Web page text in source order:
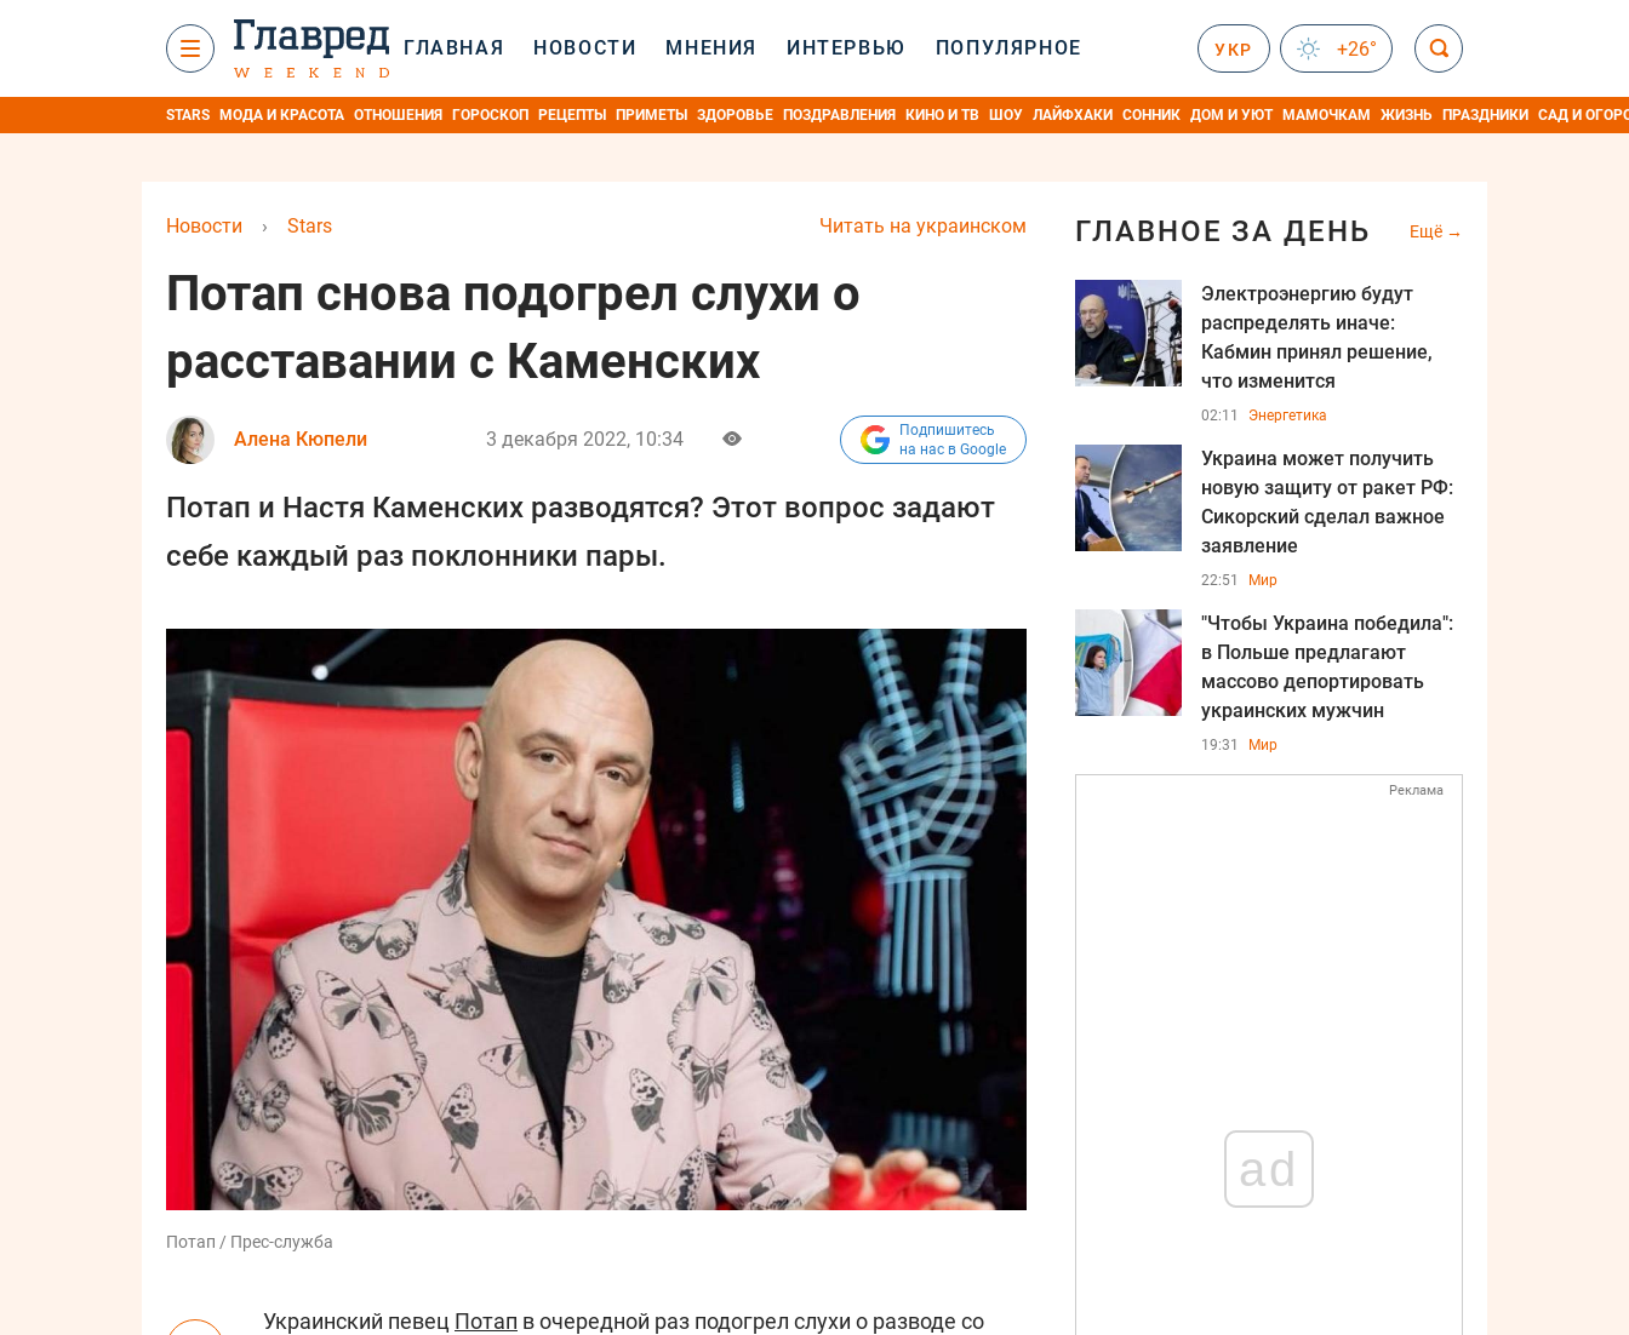
ГЛАВНАЯ НОВОСТИ МНЕНИЯ ИНТЕРВЬЮ ПОПУЛЯРНОЕ УКР +26°
STARS МОДА И КРАСОТА ОТНОШЕНИЯ ГОРОСКОП РЕЦЕПТЫ ПРИМЕТЫ ЗДОРОВЬЕ ПОЗДРАВЛЕНИЯ КИНО И ТВ ШОУ ЛАЙФХАКИ СОННИК ДОМ И УЮТ МАМОЧКАМ ЖИЗНЬ ПРАЗДНИКИ САД И
Читать на украинском
Новости › Stars
Потап снова подогрел слухи о
расставании с Каменских
Алена Кюпели 3 декабря 2022, 10:34
Подпишитесь
на нас в Google
Потап и Настя Каменских разводятся? Этот вопрос задают
себе каждый раз поклонники пары.
Потап / Прес-служба
Украинский певец Потап в очередной раз подогрел слухи о разводе со
ГЛАВНОЕ ЗА ДЕНЬ Ещё
Электроэнергию будут
распределять иначе:
Кабмин принял решение,
что изменится
02:11 Энергетика
Украина может получить
новую защиту от ракет РФ:
Сикорский сделал важное
заявление
22:51 Мир
"Чтобы Украина победила":
в Польше предлагают
массово депортировать
украинских мужчин
19:31 Мир
Реклама
ad